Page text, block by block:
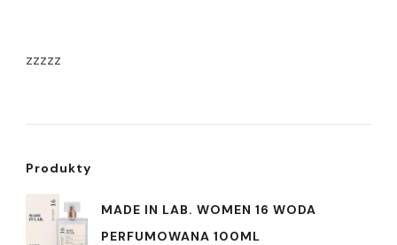
zzzzz
Produkty
MADE IN LAB. WOMEN 16 WODA
PERFUMOWANA 100ML